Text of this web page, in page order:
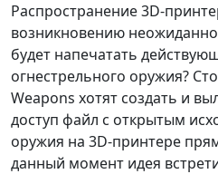
Распространение 3D-
возникновению
будет напечатать
огнестрельного оружия?
Weapons хотят создать и
доступ файл с открытым
оружия на 3D-принтере
данный момент идея